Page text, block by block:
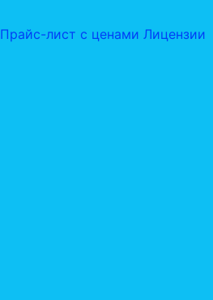
Прайс-лист с ценами Лицензии